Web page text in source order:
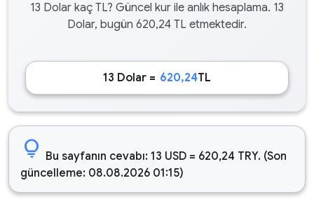
13 Dolar kaç TL? Güncel kur ile anlık hesaplama. 13
Dolar, bugün 620,24 TL etmektedir.
13 Dolar = 620,24TL
lightbulb Bu sayfanın cevabı: 13 USD = 620,24 TRY. (Son
güncelleme: 08.08.2026 01:15)